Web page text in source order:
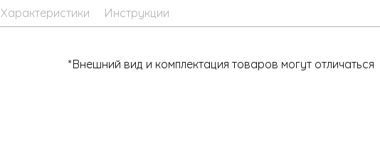
Характеристики Инструкции
*Внешний вид и комплектация товаров могут отличаться